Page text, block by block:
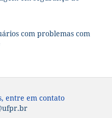
com problemas com
entre em contato